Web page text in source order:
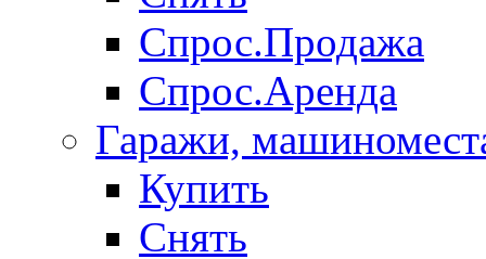
Спрос.Продажа
Спрос.Аренда
Гаражи,
Купить
Снять